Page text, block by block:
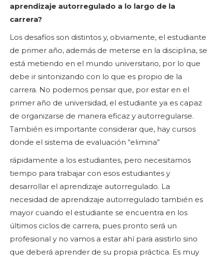
aprendizaje autorregulado a lo largo de la
carrera?
Los desafíos son distintos y, obviamente, el estudiante
de primer año, además de meterse en la disciplina, se
está metiendo en el mundo universitario, por lo que
debe ir sintonizando con lo que es propio de la
carrera. No podemos pensar que, por estar en el
primer año de universidad, el estudiante ya es capaz
de organizarse de manera eficaz y autorregularse.
También es importante considerar que, hay cursos
donde el sistema de evaluación “elimina”
rápidamente a los estudiantes, pero necesitamos
tiempo para trabajar con esos estudiantes y
desarrollar el aprendizaje autorregulado. La
necesidad de aprendizaje autorregulado también es
mayor cuando el estudiante se encuentra en los
últimos ciclos de carrera, pues pronto será un
profesional y no vamos a estar ahí para asistirlo sino
que deberá aprender de su propia práctica. Es muy